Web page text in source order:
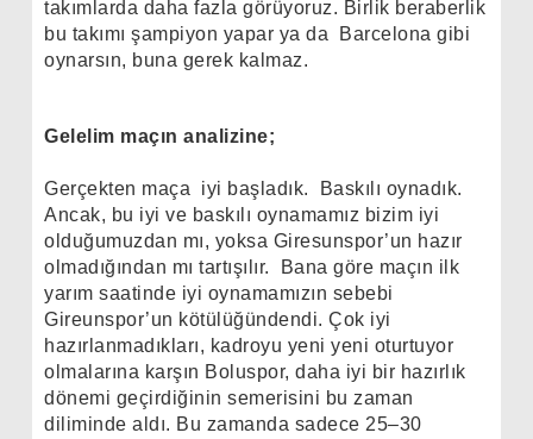
takımlarda daha fazla görüyoruz. Birlik beraberlik
bu takımı şampiyon yapar ya da
Barcelona gibi
oynarsın, buna gerek kalmaz.
Gelelim maçın analizine;
Gerçekten maça iyi başladık.
Baskılı oynadık.
Ancak, bu iyi ve baskılı oynamamız bizim iyi
olduğumuzdan mı, yoksa Giresunspor’un hazır
olmadığından mı tartışılır.
Bana göre maçın ilk
yarım saatinde iyi oynamamızın sebebi
Gireunspor’un kötülüğündendi. Çok iyi
hazırlanmadıkları, kadroyu yeni yeni oturtuyor
olmalarına karşın Boluspor, daha iyi bir hazırlık
dönemi geçirdiğinin semerisini bu zaman
diliminde aldı. Bu zamanda sadece 25–30